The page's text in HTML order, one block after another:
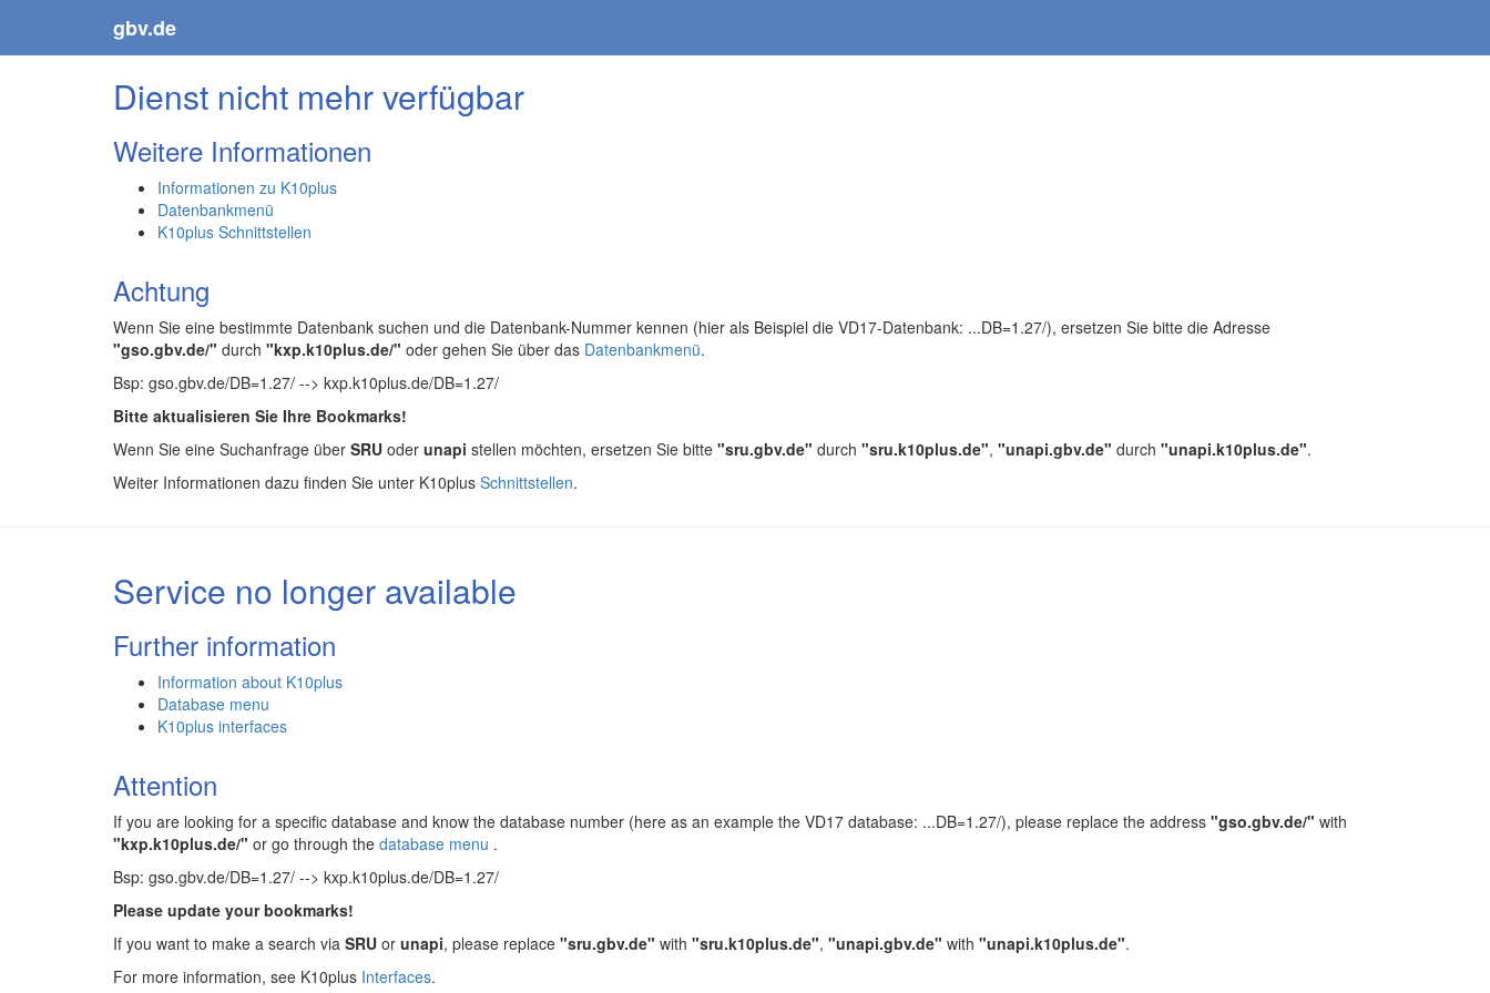
gbv.de
Dienst nicht mehr verfügbar
Weitere Informationen
Informationen zu K10plus
Datenbankmenü
K10plus Schnittstellen
Achtung
Wenn Sie eine bestimmte Datenbank suchen und die Datenbank-Nummer kennen (hier als Beispiel die VD17-Datenbank: ...DB=1.27/), ersetzen Sie bitte die Adresse
"gso.gbv.de/" durch "kxp.k10plus.de/" oder gehen Sie über das Datenbankmenü.
Bsp: gso.gbv.de/DB=1.27/ --> kxp.k10plus.de/DB=1.27/
Bitte aktualisieren Sie Ihre Bookmarks!
Wenn Sie eine Suchanfrage über SRU oder unapi stellen möchten, ersetzen Sie bitte "sru.gbv.de" durch "sru.k10plus.de", "unapi.gbv.de" durch "unapi.k10plus.de".
Weiter Informationen dazu finden Sie unter K10plus Schnittstellen.
Service no longer available
Further information
Information about K10plus
Database menu
K10plus interfaces
Attention
If you are looking for a specific database and know the database number (here as an example the VD17 database: ...DB=1.27/), please replace the address "gso.gbv.de/" with
"kxp.k10plus.de/" or go through the database menu .
Bsp: gso.gbv.de/DB=1.27/ --> kxp.k10plus.de/DB=1.27/
Please update your bookmarks!
If you want to make a search via SRU or unapi, please replace "sru.gbv.de" with "sru.k10plus.de", "unapi.gbv.de" with "unapi.k10plus.de".
For more information, see K10plus Interfaces.